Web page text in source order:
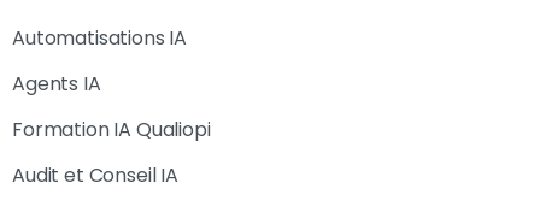
Automatisations IA
Agents IA
Formation IA Qualiopi
Audit et Conseil IA